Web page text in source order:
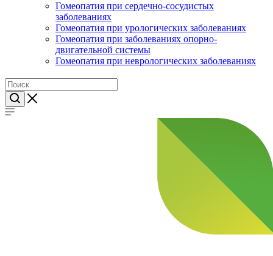
Гомеопатия при сердечно-сосудистых
заболеваниях
Гомеопатия при урологических заболеваниях
Гомеопатия при заболеваниях опорно-
двигательной системы
Гомеопатия при неврологических заболеваниях